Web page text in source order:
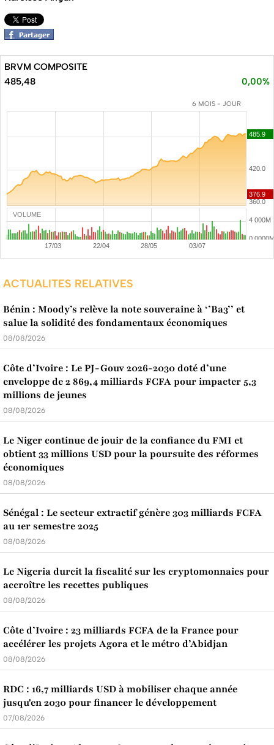
BRVM COMPOSITE
485,48
0,00%
6 MOIS - JOUR
VOLUME
ACTUALITES RELATIVES
Bénin : Moody’s relève la note souveraine à ‘’Ba3’’ et
salue la solidité des fondamentaux économiques
08/08/2026
Côte d’Ivoire : Le PJ-Gouv 2026-2030 doté d’une
enveloppe de 2 869,4 milliards FCFA pour impacter 5,3
millions de jeunes
08/08/2026
Le Niger continue de jouir de la confiance du FMI et
obtient 33 millions USD pour la poursuite des réformes
économiques
08/08/2026
Sénégal : Le secteur extractif génère 303 milliards FCFA
au 1er semestre 2025
08/08/2026
Le Nigeria durcit la fiscalité sur les cryptomonnaies pour
accroître les recettes publiques
08/08/2026
Côte d’Ivoire : 23 milliards FCFA de la France pour
accélérer les projets Agora et le métro d’Abidjan
08/08/2026
RDC : 16,7 milliards USD à mobiliser chaque année
jusqu'en 2030 pour financer le développement
07/08/2026